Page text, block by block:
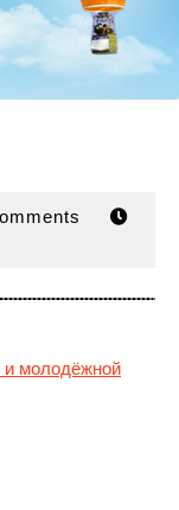
и молодёжной